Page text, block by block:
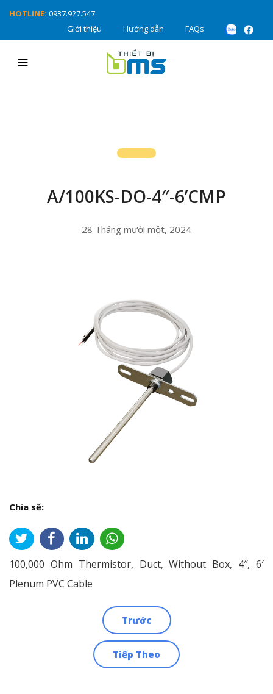
HOTLINE: 0937.927.547
Giới thiệu
Hướng dẫn FAQs
A/100KS-DO-4″-6’CMP
28 Tháng mười một, 2024
Chia sẽ:
100,000 Ohm Thermistor, Duct, Without Box, 4″, 6′
Plenum PVC Cable
Trước
Tiếp Theo